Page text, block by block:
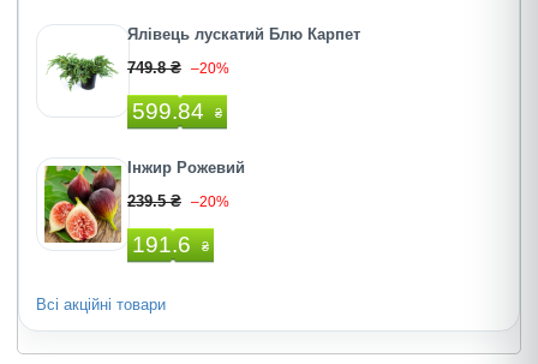
Ялівець лускатий Блю Карпет
749.8 ₴ –20%
599.84 ₴
Інжир Рожевий
239.5 ₴ –20%
191.6 ₴
Всі акційні товари